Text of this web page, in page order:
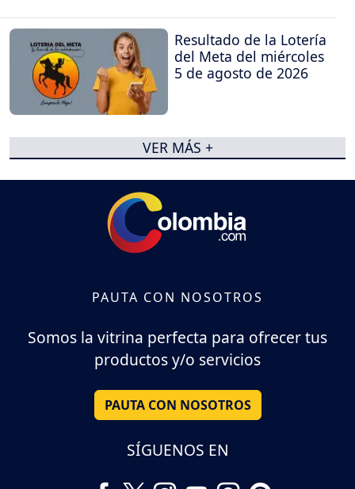
Resultado de la Lotería
del Meta del miércoles
5 de agosto de 2026
VER MÁS +
PAUTA CON NOSOTROS
Somos la vitrina perfecta para ofrecer tus
productos y/o servicios
PAUTA CON NOSOTROS
SÍGUENOS EN